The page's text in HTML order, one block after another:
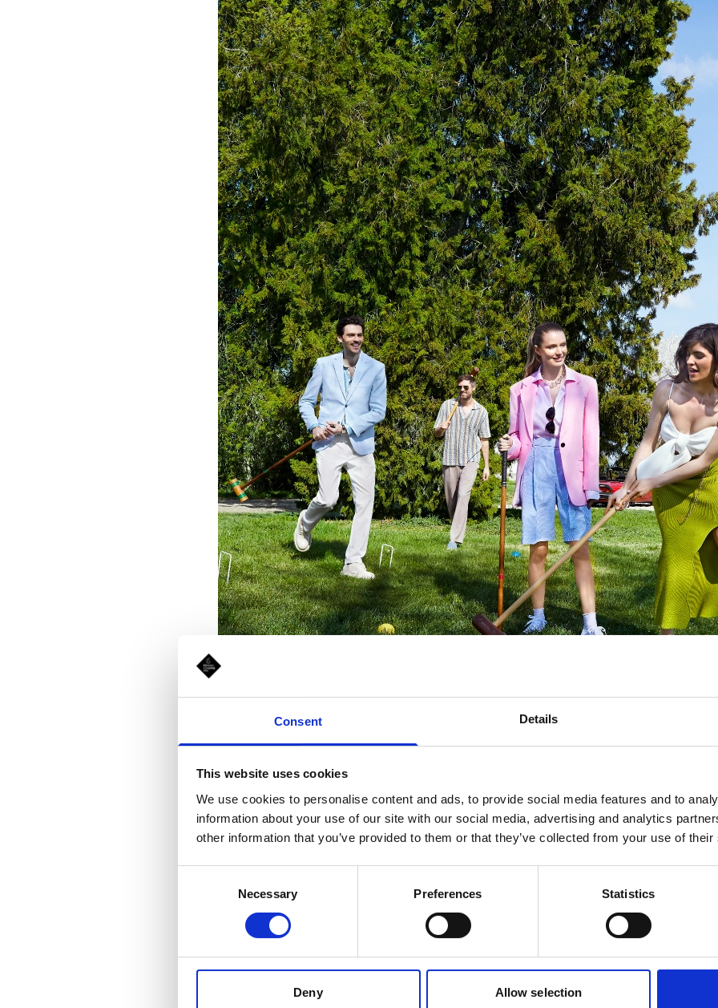
Consent Details
This website uses cookies
We use cookies to personalise content and ads, to provide social media features and to
information about your use of our site with our social media, advertising and analytics
other information that you’ve provided to them or that they’ve collected from your use of
Necessary Preferences Statistics
Deny Allow selection
Our tip -Investește în piese de bază de calitate pentru a îți crea o
pentru sacouri, camasi, tricouri și blugi din materiale de calitate care
Silueta este definită de linii fluide și forme supradimensionate care invită